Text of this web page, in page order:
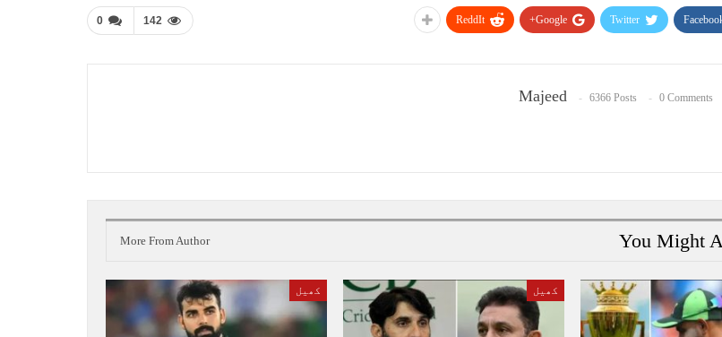
0 142 Twitter
Google+
ReddIt
Majeed 6366 Posts 0 Comments
You Might
More From Author
کھیل کھیل